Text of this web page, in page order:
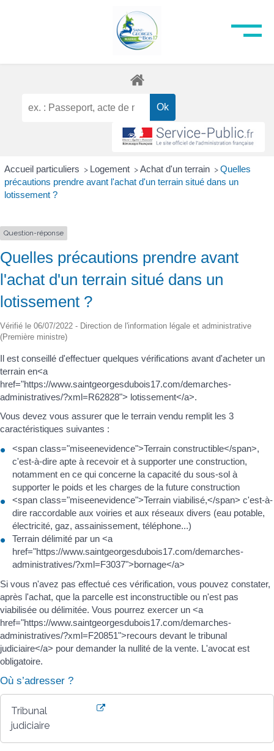
Accueil particuliers > Logement > Achat d'un terrain > Quelles
précautions prendre avant l'achat d'un terrain situé dans un
lotissement ?
Question-réponse
Quelles précautions prendre avant
l'achat d'un terrain situé dans un
lotissement ?
Vérifié le 06/07/2022 - Direction de l'information légale et administrative
(Première ministre)
Il est conseillé d'effectuer quelques vérifications avant d'acheter un
terrain en<a
href="https://www.saintgeorgesdubois17.com/demarches-
administratives/?xml=R62828"> lotissement</a>.
Vous devez vous assurer que le terrain vendu remplit les 3
caractéristiques suivantes :
<span class="miseenevidence">Terrain constructible</span>,
c'est-à-dire apte à recevoir et à supporter une construction,
notamment en ce qui concerne la capacité du sous-sol à
supporter le poids et les charges de la future construction
<span class="miseenevidence">Terrain viabilisé,</span> c'est-à-
dire raccordable aux voiries et aux réseaux divers (eau potable,
électricité, gaz, assainissement, téléphone...)
Terrain délimité par un <a
href="https://www.saintgeorgesdubois17.com/demarches-
administratives/?xml=F3037">bornage</a>
Si vous n'avez pas effectué ces vérification, vous pouvez constater,
après l'achat, que la parcelle est inconstructible ou n'est pas
viabilisée ou délimitée. Vous pourrez exercer un <a
href="https://www.saintgeorgesdubois17.com/demarches-
administratives/?xml=F20851">recours devant le tribunal
judiciaire</a> pour demander la nullité de la vente. L'avocat est
obligatoire.
Où s’adresser ?
Tribunal
judiciaire